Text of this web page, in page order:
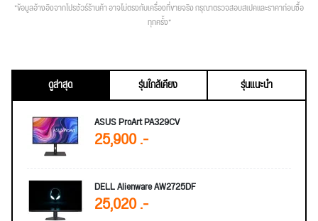
*ข้อมูลอ้างอิงจากโปรชัวร์ร้านค้า อาจไม่ตรงกับเครื่องที่ขายจริง กรุณาตรวจสอบสเปคและราคาก่อนซื้อ
ทุกครั้ง*
ดูล่าสุด รุ่นใกล้เคียง
รุ่นแนะนำ
ASUS ProArt PA329CV
25,900 .-
DELL Alienware AW2725DF
25,020 .-